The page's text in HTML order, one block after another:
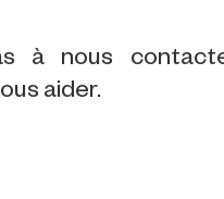
à nous
aider.